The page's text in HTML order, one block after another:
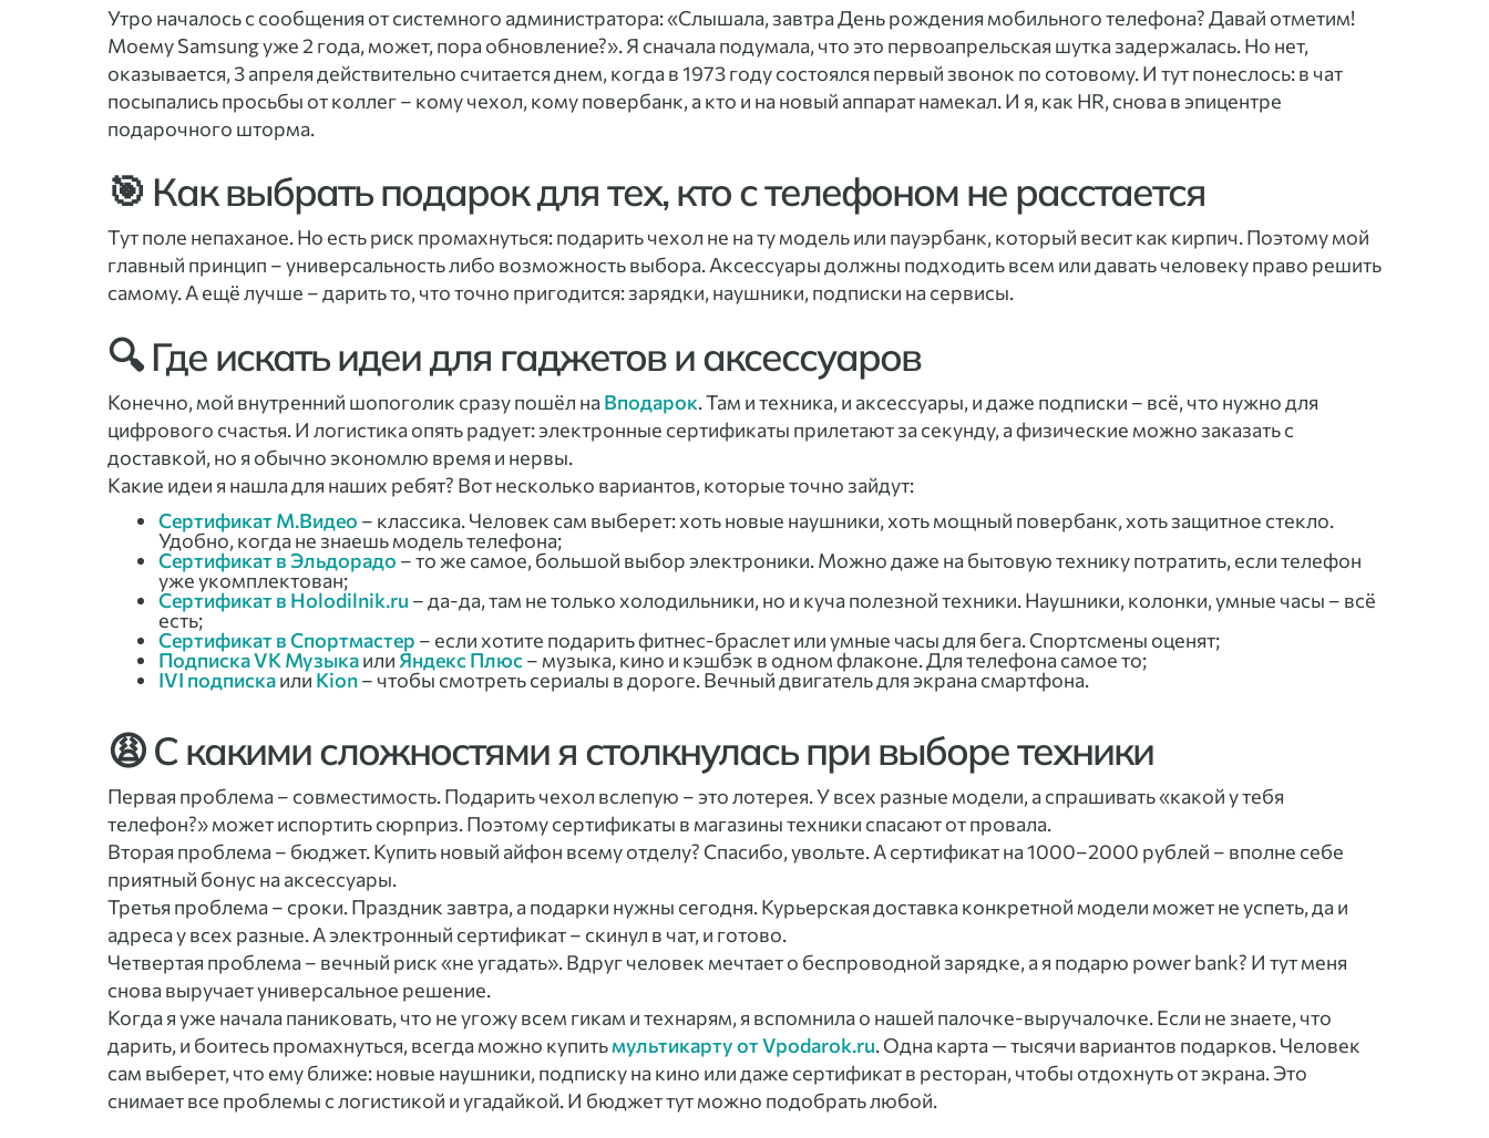
Утро началось с сообщения от системного администратора: «Слышала, завтра День рождения мобильного телефона? Давай отметим!
Моему Samsung уже 2 года, может, пора обновление?». Я сначала подумала, что это первоапрельская шутка задержалась. Но нет,
оказывается, 3 апреля действительно считается днем, когда в 1973 году состоялся первый звонок по сотовому. И тут понеслось: в чат
посыпались просьбы от коллег – кому чехол, кому повербанк, а кто и на новый аппарат намекал. И я, как HR, снова в эпицентре
подарочного шторма.
🎯 Как выбрать подарок для тех, кто с телефоном не расстается
Тут поле непаханое. Но есть риск промахнуться: подарить чехол не на ту модель или пауэрбанк, который весит как кирпич. Поэтому мой
главный принцип – универсальность либо возможность выбора. Аксессуары должны подходить всем или давать человеку право решить
самому. А ещё лучше – дарить то, что точно пригодится: зарядки, наушники, подписки на сервисы.
🔍 Где искать идеи для гаджетов и аксессуаров
Конечно, мой внутренний шопоголик сразу пошёл на Вподарок. Там и техника, и аксессуары, и даже подписки – всё, что нужно для
цифрового счастья. И логистика опять радует: электронные сертификаты прилетают за секунду, а физические можно заказать с
доставкой, но я обычно экономлю время и нервы.
Какие идеи я нашла для наших ребят? Вот несколько вариантов, которые точно зайдут:
Сертификат М.Видео – классика. Человек сам выберет: хоть новые наушники, хоть мощный повербанк, хоть защитное стекло.
Удобно, когда не знаешь модель телефона;
Сертификат в Эльдорадо – то же самое, большой выбор электроники. Можно даже на бытовую технику потратить, если телефон
уже укомплектован;
Сертификат в Holodilnik.ru – да-да, там не только холодильники, но и куча полезной техники. Наушники, колонки, умные часы – всё
есть;
Сертификат в Спортмастер – если хотите подарить фитнес-браслет или умные часы для бега. Спортсмены оценят;
Подписка VK Музыкаили Яндекс Плюс – музыка, кино и кэшбэк в одном флаконе. Для телефона самое то;
IVI подпискаили Kion– чтобы смотреть сериалы в дороге. Вечный двигатель для экрана смартфона.
😩 С какими сложностями я столкнулась при выборе техники
Первая проблема – совместимость. Подарить чехол вслепую – это лотерея. У всех разные модели, а спрашивать «какой у тебя
телефон?» может испортить сюрприз. Поэтому сертификаты в магазины техники спасают от провала.
Вторая проблема – бюджет. Купить новый айфон всему отделу? Спасибо, увольте. А сертификат на 1000–2000 рублей – вполне себе
приятный бонус на аксессуары.
Третья проблема – сроки. Праздник завтра, а подарки нужны сегодня. Курьерская доставка конкретной модели может не успеть, да и
адреса у всех разные. А электронный сертификат – скинул в чат, и готово.
Четвертая проблема – вечный риск «не угадать». Вдруг человек мечтает о беспроводной зарядке, а я подарю power bank? И тут меня
снова выручает универсальное решение.
Когда я уже начала паниковать, что не угожу всем гикам и технарям, я вспомнила о нашей палочке-выручалочке. Если не знаете, что
дарить, и боитесь промахнуться, всегда можно купитьмультикарту от Vpodarok.ru. Одна карта — тысячи вариантов подарков. Человек
сам выберет, что ему ближе: новые наушники, подписку на кино или даже сертификат в ресторан, чтобы отдохнуть от экрана. Это
снимает все проблемы с логистикой и угадайкой. И бюджет тут можно подобрать любой.